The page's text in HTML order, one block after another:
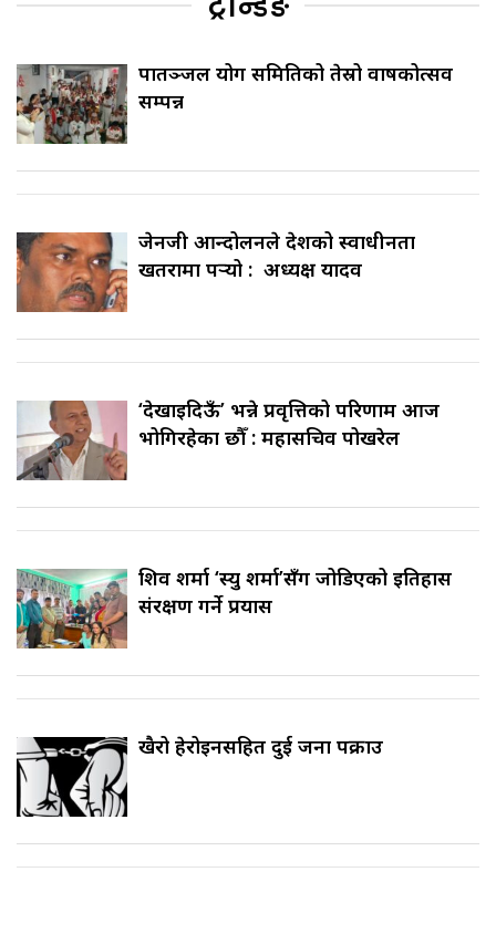
पातञ्जल योग समितिको तेस्रो वार्षिकोत्सव
सम्पन्न
जेनजी आन्दोलनले देशको स्वाधीनता
खतरामा पर्‍यो : अध्यक्ष यादव
‘देखाइदिऊँ’ भन्ने प्रवृत्तिको परिणाम आज
भोगिरहेका छौँ : महासचिव पोखरेल
शिव शर्मा ‘स्यु शर्मा’सँग जोडिएको इतिहास
संरक्षण गर्ने प्रयास
खैरो हेरोइनसहित दुई जना पक्राउ